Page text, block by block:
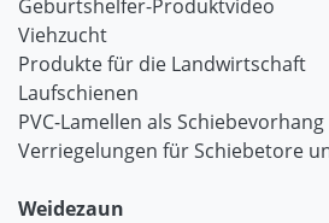
Geburtshelfer-Produktvideo
Viehzucht
Produkte für die Landwirtschaft
Laufschienen
PVC-Lamellen als Schiebevorhang
Verriegelungen für Schiebetore
Weidezaun